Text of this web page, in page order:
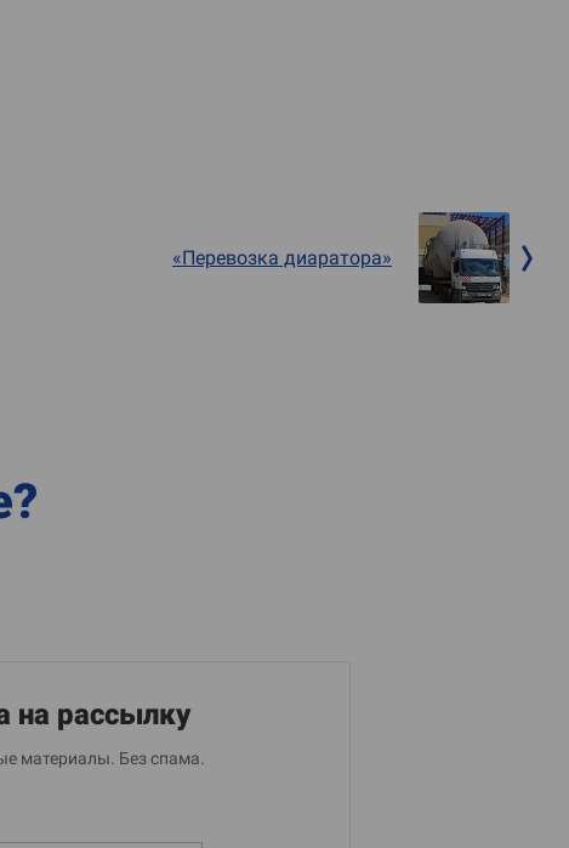
«Перевозка диаратора»
на рассылку
материалы. Без спама.